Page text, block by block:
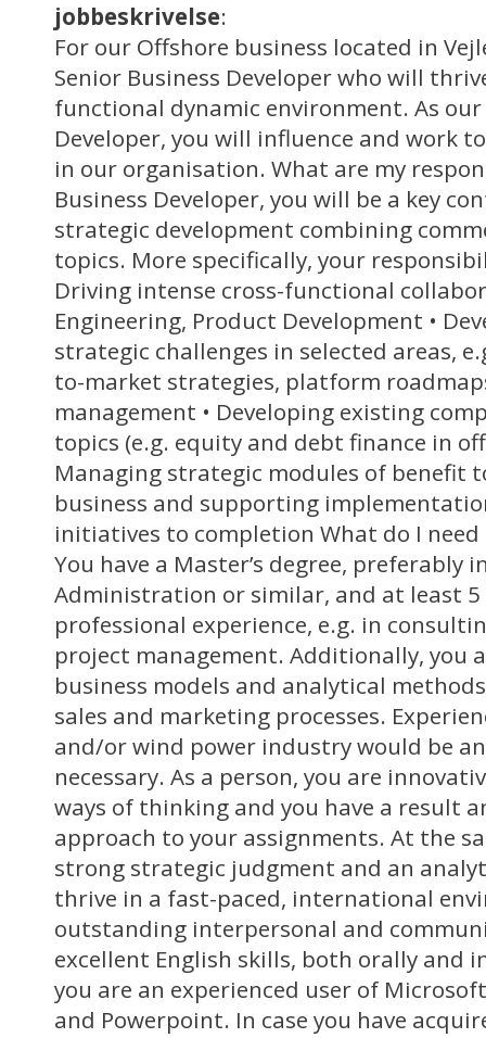
jobbeskrivelse:
For our Offshore business located in
Senior Business Developer who will
functional dynamic environment. As our
Developer, you will influence and work
in our organisation. What are my
Business Developer, you will be a key
strategic development combining
topics. More specifically, your
Driving intense cross-functional
Engineering, Product Development •
strategic challenges in selected areas,
to-market strategies, platform
management • Developing existing
topics (e.g. equity and debt finance in
Managing strategic modules of benefit
business and supporting
initiatives to completion What do I
You have a Master’s degree, preferably
Administration or similar, and at least 5
professional experience, e.g. in
project management. Additionally, you
business models and analytical
sales and marketing processes.
and/or wind power industry would be
necessary. As a person, you are
ways of thinking and you have a result
approach to your assignments. At the
strong strategic judgment and an
thrive in a fast-paced, international
outstanding interpersonal and
excellent English skills, both orally and
you are an experienced user of
and Powerpoint. In case you have